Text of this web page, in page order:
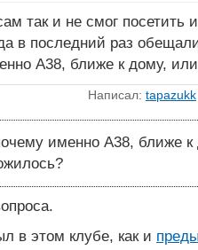
так и не смог посетить
в последний раз
А38, ближе к дому,
Написал: tapazukk
именно А38, ближе к
в этом клубе, как и